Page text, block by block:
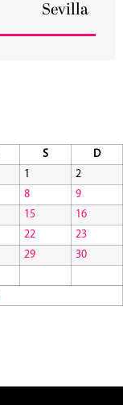
Sevilla
S
D
1
2
8
9
15
16
22
23
29
30